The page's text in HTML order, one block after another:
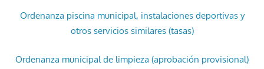
Ordenanza piscina municipal, instalaciones deportivas y
otros servicios similares (tasas)
Ordenanza municipal de limpieza (aprobación provisional)